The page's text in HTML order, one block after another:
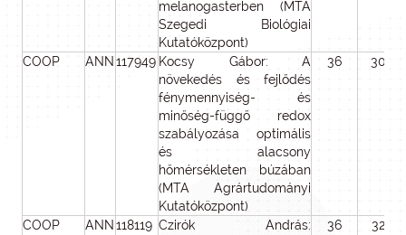
melanogasterben (MTA
Szegedi Biológiai
Kutatóközpont)
COOP ANN 117949 Kocsy Gábor: A
növekedés és fejlődés
fénymennyiség- és
minőség-függő redox
szabályozása optimális
és alacsony
hőmérsékleten búzában
(MTA Agrártudományi
Kutatóközpont)
36 30
COOP ANN 118119 Czirók András:
36 32